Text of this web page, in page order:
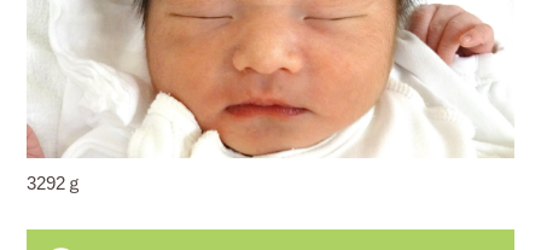
3292ｇ